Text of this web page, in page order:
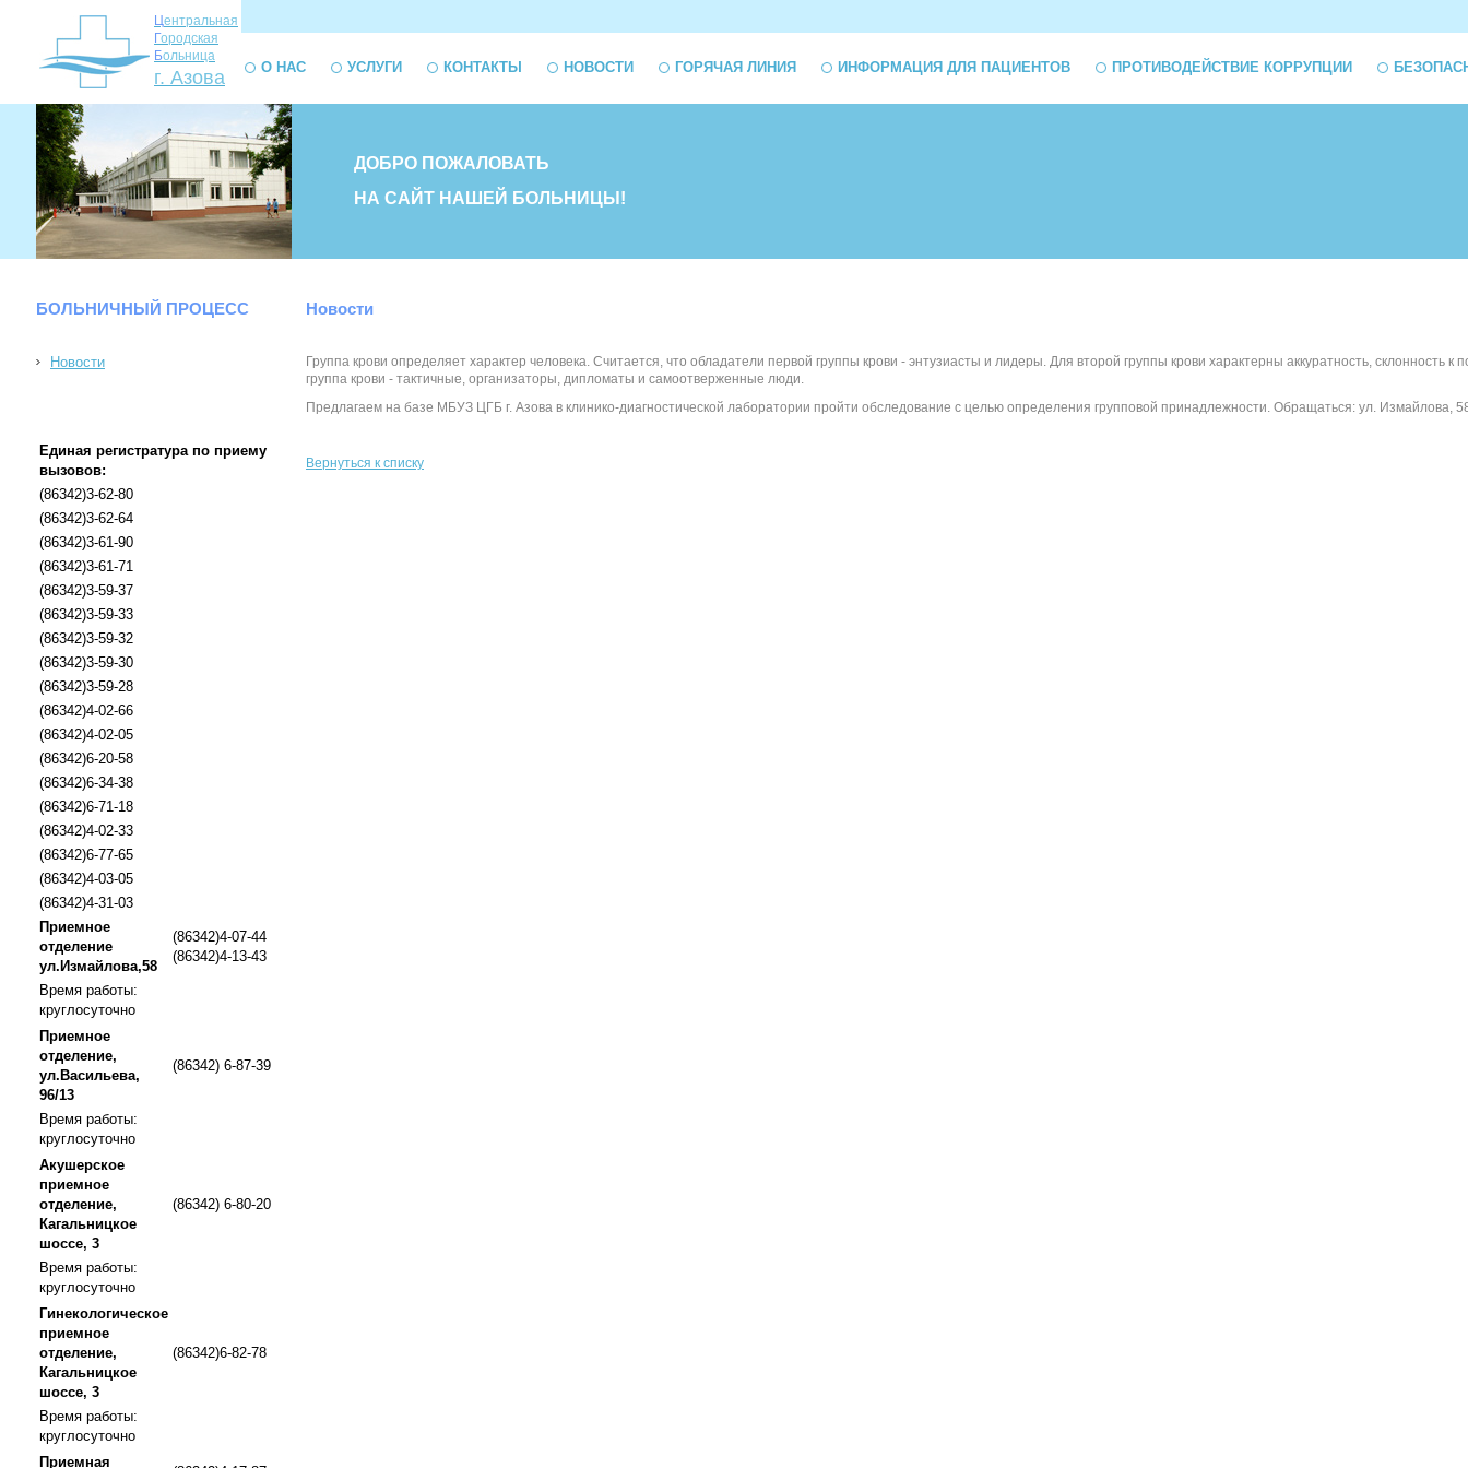
Центральная
Городская
Больница
г. Азова О НАС УСЛУГИ КОНТАКТЫ НОВОСТИ ГОРЯЧАЯ ЛИНИЯ ИНФОРМАЦИЯ ДЛЯ ПАЦИЕНТОВ ПРОТИВОДЕЙСТВИЕ КОРРУПЦИИ
ДОБРО ПОЖАЛОВАТЬ
НА САЙТ НАШЕЙ БОЛЬНИЦЫ!
БОЛЬНИЧНЫЙ ПРОЦЕСС
Новости
Единая регистратура по приему
вызовов:
(86342)3-62-80
(86342)3-62-64
(86342)3-61-90
(86342)3-61-71
(86342)3-59-37
(86342)3-59-33
(86342)3-59-32
(86342)3-59-30
(86342)3-59-28
(86342)4-02-66
(86342)4-02-05
(86342)6-20-58
(86342)6-34-38
(86342)6-71-18
(86342)4-02-33
(86342)6-77-65
(86342)4-03-05
(86342)4-31-03
Приемное
отделение
ул.Измайлова,58
(86342)4-07-44
(86342)4-13-43
Время работы:
круглосуточно
Приемное
отделение,
ул.Васильева,
96/13
(86342) 6-87-39
Время работы:
круглосуточно
Акушерское
приемное
отделение,
Кагальницкое
шоссе, 3
(86342) 6-80-20
Время работы:
круглосуточно
Гинекологическое
приемное
отделение,
Кагальницкое
шоссе, 3
(86342)6-82-78
Время работы:
круглосуточно
Приемная
Новости
Группа крови определяет характер человека. Считается, что обладатели первой группы крови - энтузиасты и лидеры. Для второй группы крови характерны аккуратность, склонность
группа крови - тактичные, организаторы, дипломаты и самоотверженные люди.
Предлагаем на базе МБУЗ ЦГБ г. Азова в клинико-диагностической лаборатории пройти обследование с целью определения групповой принадлежности. Обращаться: ул. Измайлова,
Вернуться к списку